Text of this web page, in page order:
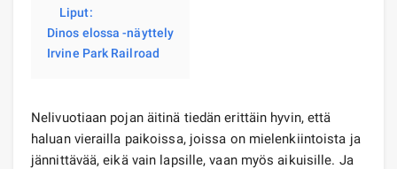
Liput:
Dinos elossa -näyttely
Irvine Park Railroad
Nelivuotiaan pojan äitinä tiedän erittäin hyvin, että
haluan vierailla paikoissa, joissa on mielenkiintoista ja
jännittävää, eikä vain lapsille, vaan myös aikuisille. Ja